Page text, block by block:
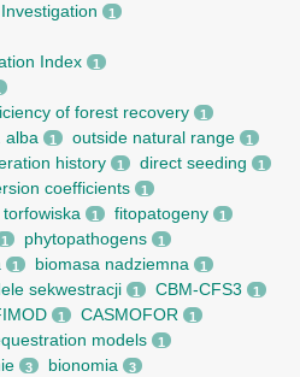
1
Index 1
of forest recovery 1
alba 1 outside natural range 1
history 1 direct seeding 1
coefficients 1
torfowiska 1 fitopatogeny 1
1 phytopathogens 1
1 biomasa nadziemna 1
sekwestracji 1 CBM-CFS3 1
1 CASMOFOR 1
models 1
3 bionomia 3